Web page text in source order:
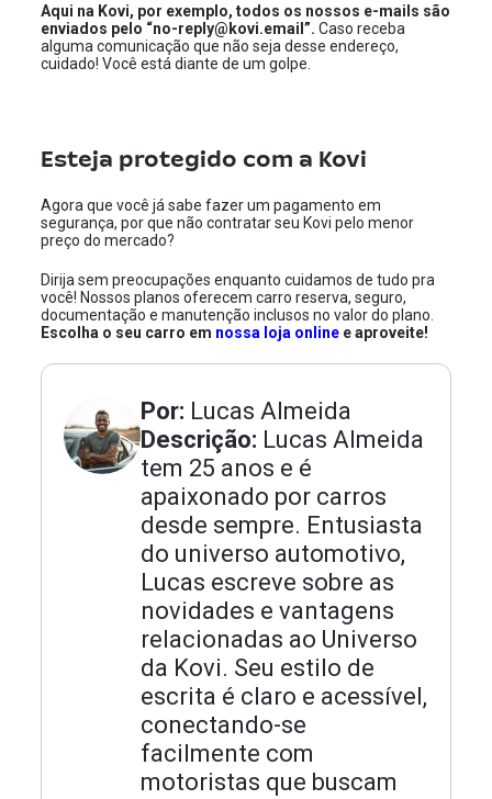
Aqui na Kovi, por exemplo, todos os nossos e-mails são
enviados pelo “no-reply@kovi.email”.Caso receba
alguma comunicação que não seja desse endereço,
cuidado! Você está diante de um golpe.
Esteja protegido com a Kovi
Agora que você já sabe fazer um pagamento em
segurança, por que não contratar seu Kovi pelo menor
preço do mercado?
Dirija sem preocupações enquanto cuidamos de tudo pra
você! Nossos planos oferecem carro reserva, seguro,
documentação e manutenção inclusos no valor do plano.
Escolha o seu carro em nossa loja online e aproveite!
Por: Lucas Almeida
Descrição: Lucas Almeida
tem 25 anos e é
apaixonado por carros
desde sempre. Entusiasta
do universo automotivo,
Lucas escreve sobre as
novidades e vantagens
relacionadas ao Universo
da Kovi. Seu estilo de
escrita é claro e acessível,
conectando-se
facilmente com
motoristas que buscam